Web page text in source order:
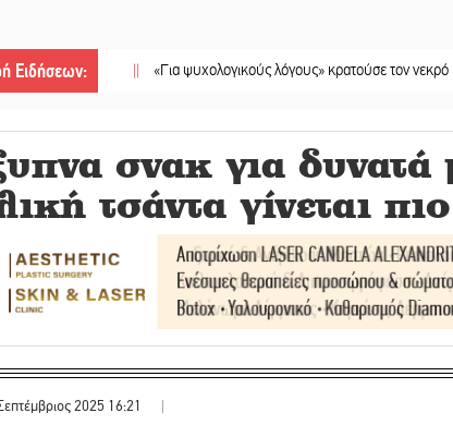
Ειδήσεων:
|| «Για ψυχολογικούς λόγους» κρατούσε τον νεκρό πατέρα
σνακ για
τσάντα γίνεται
2025 16:21 |